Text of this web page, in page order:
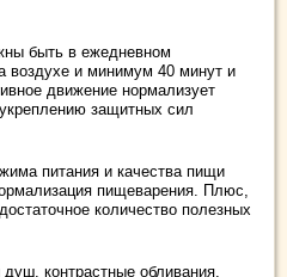
быть в ежедневном
воздухе и минимум 40 минут и
движение нормализует
защитных сил
питания и качества пищи
пищеварения. Плюс,
количество полезных
контрастные обливания,